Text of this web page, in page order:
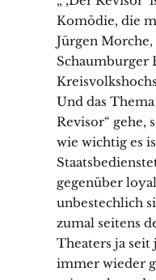
Komödie, die
Jürgen
Schaumburger
Und das
Revisor“ gehe,
wie wichtig es
gegenüber
unbestechlich
zumal seitens
Theaters ja seit
immer wieder